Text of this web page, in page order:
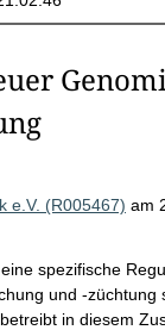
e.V. (R005467) am
spezifische
und -
in diesem